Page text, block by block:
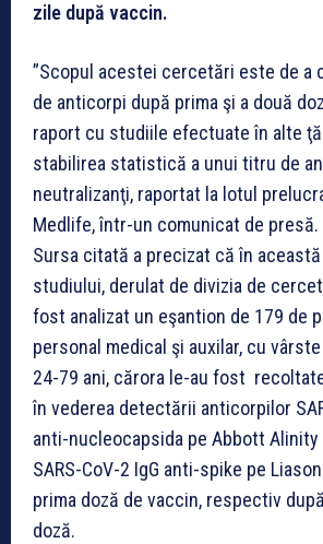
zile după vaccin.
”Scopul acestei cercetări este de a
de anticorpi după prima şi a două
raport cu studiile efectuate în alte
stabilirea statistică a unui titru de
neutralizanţi, raportat la lotul
Medlife, într-un comunicat de presă.
Sursa citată a precizat că în
studiului, derulat de divizia de
fost analizat un eşantion de 179 de
personal medical şi auxilar, cu
24-79 ani, cărora le-au fost
în vederea detectării anticorpilor
anti-nucleocapsida pe Abbott
SARS-CoV-2 IgG anti-spike pe
prima doză de vaccin, respectiv
doză.